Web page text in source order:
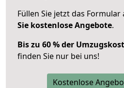
Füllen Sie jetzt das Formular
Sie kostenlose Angebote.
Bis zu 60 % der
finden Sie nur bei uns!
Kostenlose